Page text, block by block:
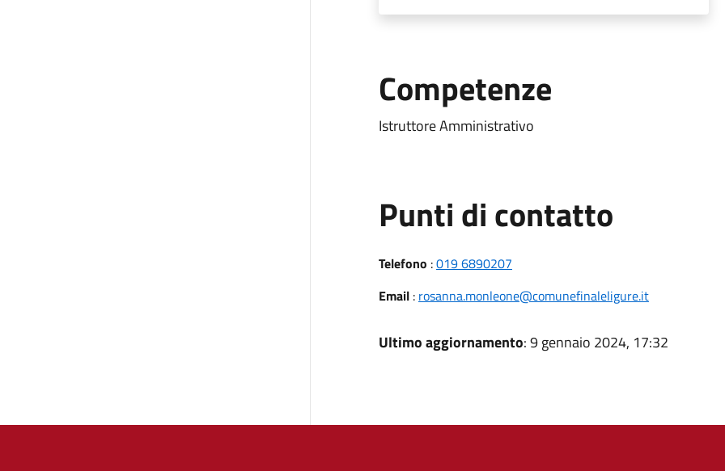
Competenze
Istruttore Amministrativo
Punti di contatto
Telefono :019 6890207
Email: rosanna.monleone@comunefinaleligure.it
Ultimo aggiornamento: 9 gennaio 2024, 17:32